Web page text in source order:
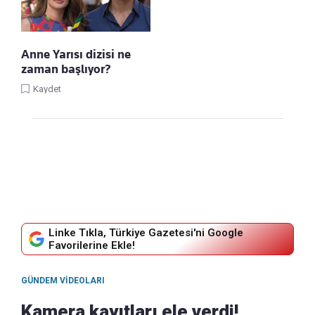
Anne Yarısı dizisi ne
zaman başlıyor?
Kaydet
Linke Tıkla, Türkiye Gazetesi'ni Google
Favorilerine Ekle!
GÜNDEM VIDEOLARI